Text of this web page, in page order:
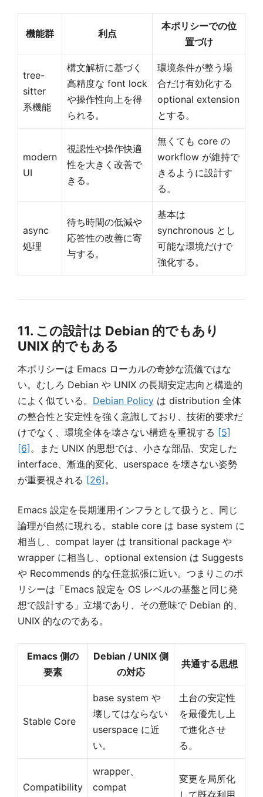
機能群 利点
本ポリシーでの位
置づけ
tree-
sitter
系機能
構文解析に基づく
高精度な font lock
や操作性向上を得
られる。
環境条件が整う場
合だけ有効化する
optional extension
とする。
modern
UI
視認性や操作快適
性を大きく改善で
きる。
無くても core の
workflow が維持で
きるように設計す
る。
async
処理
待ち時間の低減や
応答性の改善に寄
与する。
基本は
synchronous とし
可能な環境だけで
強化する。
11. この設計は Debian 的でもあり
UNIX 的でもある
本ポリシーは Emacs ローカルの奇妙な流儀ではな
い。むしろ Debian や UNIX の長期安定志向と構造的
によく似ている。 Debian Policy は distribution 全体
の整合性と安定性を強く意識しており、技術的要求だ
けでなく、環境全体を壊さない構造を重視する [5]
[6] 。また UNIX 的思想では、小さな部品、安定した
interface、漸進的変化、userspace を壊さない姿勢
が重要視される [26] 。
Emacs 設定を長期運用インフラとして扱うと、同じ
論理が自然に現れる。stable core は base system に
相当し、compat layer は transitional package や
wrapper に相当し、optional extension は Suggests
や Recommends 的な任意拡張に近い。つまりこのポ
リシーは「Emacs 設定を OS レベルの基盤と同じ発
想で設計する」立場であり、その意味で Debian 的、
UNIX 的なのである。
Emacs 側の
要素
Debian / UNIX 側
の対応
共通する思想
Stable Core
base system や
壊してはならない
userspace に近
い。
土台の安定性
を最優先し上
で進化させ
る。
Compatibility
wrapper、
compat
変更を局所化